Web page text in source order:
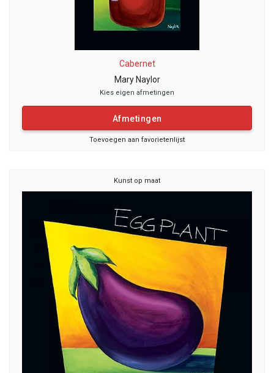
Cabernet
Mary Naylor
Kies eigen afmetingen
Afmetingen
Toevoegen aan favorietenlijst
Kunst op maat